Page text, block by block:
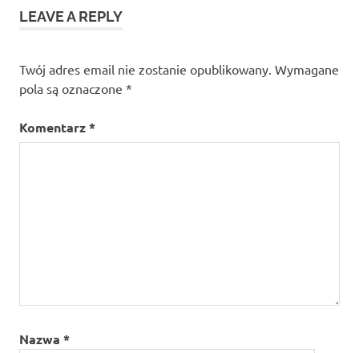
LEAVE A REPLY
Twój adres email nie zostanie opublikowany. Wymagane
pola są oznaczone *
Komentarz*
Nazwa *